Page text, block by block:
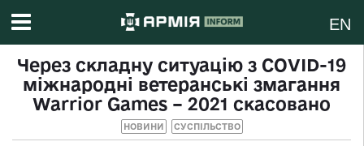
EN
Через складну ситуацію з COVID-19
міжнародні ветеранські змагання
Warrior Games – 2021 скасовано
НОВИНИ СУСПІЛЬСТВО